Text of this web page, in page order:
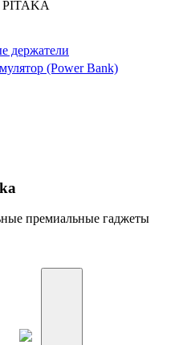
PITAKA
держатели
(Power Bank)
премиальные гаджеты